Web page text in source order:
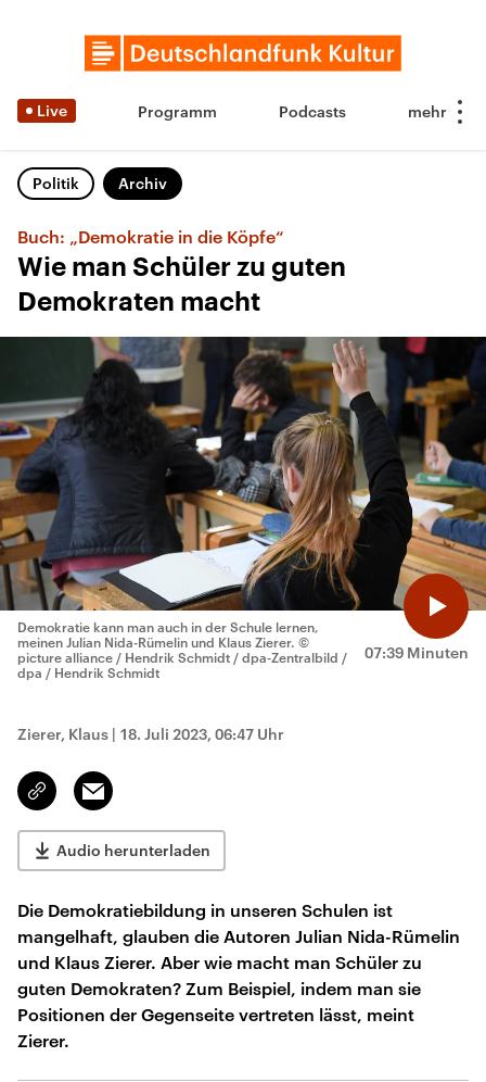
Live Programm Podcasts
Politik Archiv
Buch: „Demokratie in die Köpfe“
Wie man Schüler zu guten
Demokraten macht
07:39 Minuten
Demokratie kann man auch in der Schule lernen,
meinen Julian Nida-Rümelin und Klaus Zierer. ©
picture alliance / Hendrik Schmidt / dpa-Zentralbild /
dpa / Hendrik Schmidt
Zierer, Klaus | 18. Juli 2023, 06:47 Uhr
Link
kopieren/teilen
Email
Audio herunterladen
Die Demokratiebildung in unseren Schulen ist
mangelhaft, glauben die Autoren Julian Nida-Rümelin
und Klaus Zierer. Aber wie macht man Schüler zu
guten Demokraten? Zum Beispiel, indem man sie
Positionen der Gegenseite vertreten lässt, meint
Zierer.